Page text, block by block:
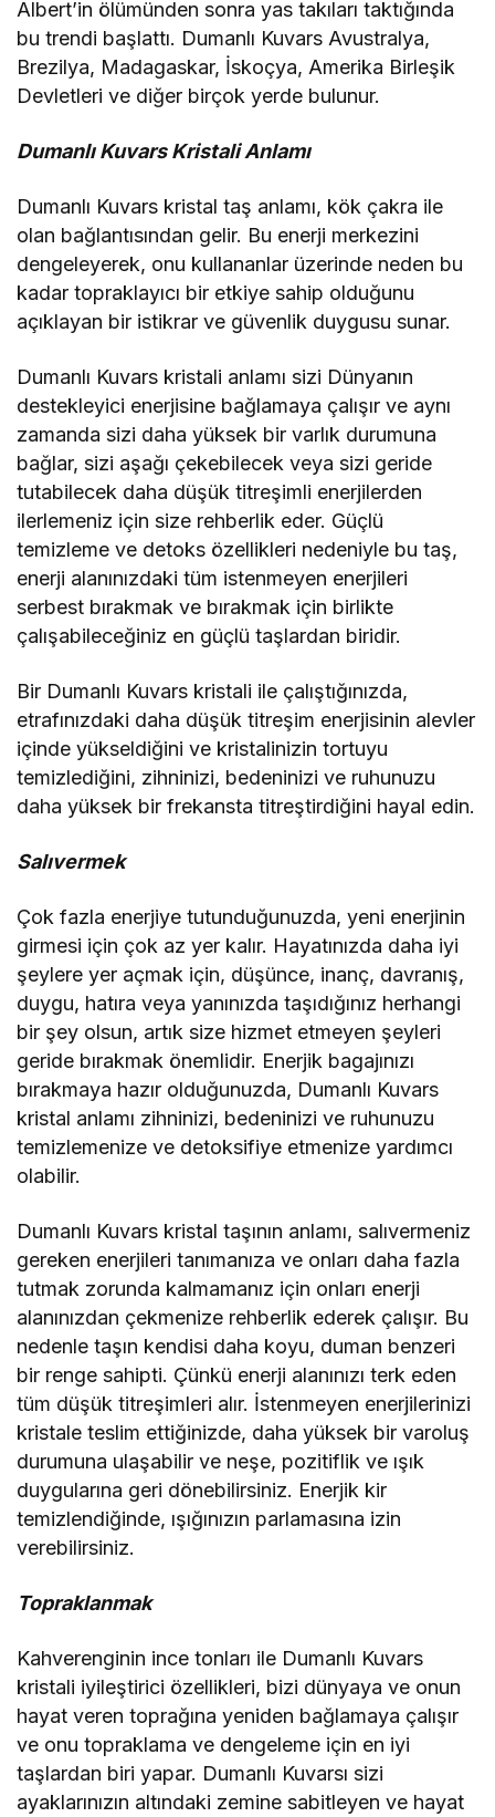
Albert’in ölümünden sonra yas takıları taktığında
bu trendi başlattı. Dumanlı Kuvars Avustralya,
Brezilya, Madagaskar, İskoçya, Amerika Birleşik
Devletleri ve diğer birçok yerde bulunur.
Dumanlı Kuvars Kristali Anlamı
Dumanlı Kuvars kristal taş anlamı, kök çakra ile
olan bağlantısından gelir. Bu enerji merkezini
dengeleyerek, onu kullananlar üzerinde neden bu
kadar topraklayıcı bir etkiye sahip olduğunu
açıklayan bir istikrar ve güvenlik duygusu sunar.
Dumanlı Kuvars kristali anlamı sizi Dünyanın
destekleyici enerjisine bağlamaya çalışır ve aynı
zamanda sizi daha yüksek bir varlık durumuna
bağlar, sizi aşağı çekebilecek veya sizi geride
tutabilecek daha düşük titreşimli enerjilerden
ilerlemeniz için size rehberlik eder. Güçlü
temizleme ve detoks özellikleri nedeniyle bu taş,
enerji alanınızdaki tüm istenmeyen enerjileri
serbest bırakmak ve bırakmak için birlikte
çalışabileceğiniz en güçlü taşlardan biridir.
Bir Dumanlı Kuvars kristali ile çalıştığınızda,
etrafınızdaki daha düşük titreşim enerjisinin alevler
içinde yükseldiğini ve kristalinizin tortuyu
temizlediğini, zihninizi, bedeninizi ve ruhunuzu
daha yüksek bir frekansta titreştirdiğini hayal edin.
Salıvermek
Çok fazla enerjiye tutunduğunuzda, yeni enerjinin
girmesi için çok az yer kalır. Hayatınızda daha iyi
şeylere yer açmak için, düşünce, inanç, davranış,
duygu, hatıra veya yanınızda taşıdığınız herhangi
bir şey olsun, artık size hizmet etmeyen şeyleri
geride bırakmak önemlidir. Enerjik bagajınızı
bırakmaya hazır olduğunuzda, Dumanlı Kuvars
kristal anlamı zihninizi, bedeninizi ve ruhunuzu
temizlemenize ve detoksifiye etmenize yardımcı
olabilir.
Dumanlı Kuvars kristal taşının anlamı, salıvermeniz
gereken enerjileri tanımanıza ve onları daha fazla
tutmak zorunda kalmamanız için onları enerji
alanınızdan çekmenize rehberlik ederek çalışır. Bu
nedenle taşın kendisi daha koyu, duman benzeri
bir renge sahipti. Çünkü enerji alanınızı terk eden
tüm düşük titreşimleri alır. İstenmeyen enerjilerinizi
kristale teslim ettiğinizde, daha yüksek bir varoluş
durumuna ulaşabilir ve neşe, pozitiflik ve ışık
duygularına geri dönebilirsiniz. Enerjik kir
temizlendiğinde, ışığınızın parlamasına izin
verebilirsiniz.
Topraklanmak
Kahverenginin ince tonları ile Dumanlı Kuvars
kristali iyileştirici özellikleri, bizi dünyaya ve onun
hayat veren toprağına yeniden bağlamaya çalışır
ve onu topraklama ve dengeleme için en iyi
taşlardan biri yapar. Dumanlı Kuvarsı sizi
ayaklarınızın altındaki zemine sabitleyen ve hayat